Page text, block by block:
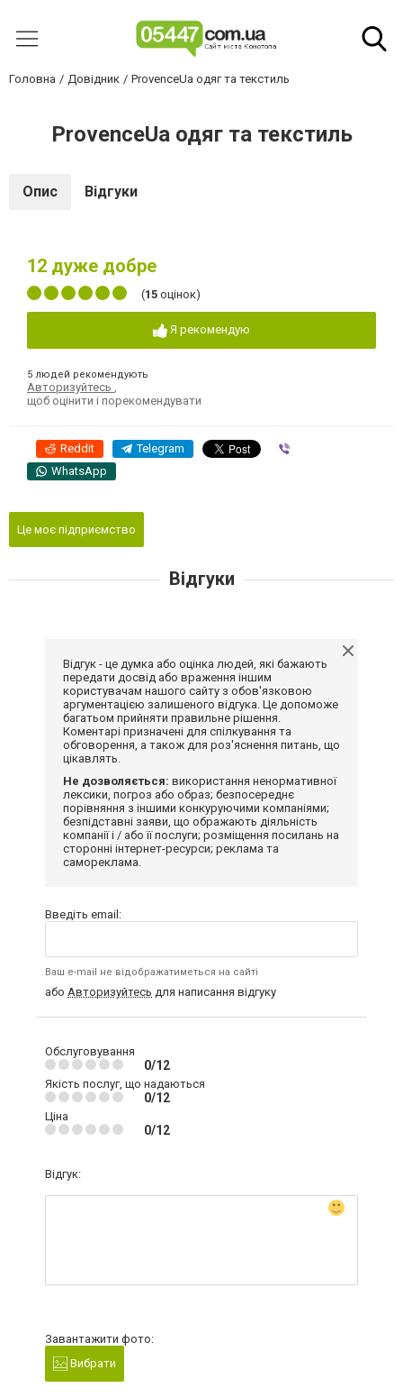
Головна Довідник ProvenceUa одяг та текстиль
ProvenceUa одяг та текстиль
Опис Відгуки
12 дуже добре
(15 оцінок)
Я рекомендую
5 людей рекомендують
Авторизуйтесь
щоб оцінити і порекомендувати
Reddit Telegram
WhatsApp
Це моє підприємство
Відгуки
Відгук - це думка або оцінка людей, які бажають
передати досвід або враження іншим
користувачам нашого сайту з обов'язковою
аргументацією залишеного відгука. Це допоможе
багатьом прийняти правильне рішення.
Коментарі призначені для спілкування та
обговорення, а також для роз'яснення питань, що
цікавлять.
Не дозволяється: використання ненормативної
лексики, погроз або образ; безпосереднє
порівняння з іншими конкуруючими компаніями;
безпідставні заяви, що ображають діяльність
компанії і / або її послуги; розміщення посилань на
сторонні інтернет-ресурси; реклама та
самореклама.
Введіть email:
Ваш e-mail не відображатиметься на сайті
або Авторизуйтесь для написання відгуку
Обслуговування
0/12
Якість послуг, що надаються
0/12
Ціна
0/12
Відгук:
Завантажити фото:
Вибрати